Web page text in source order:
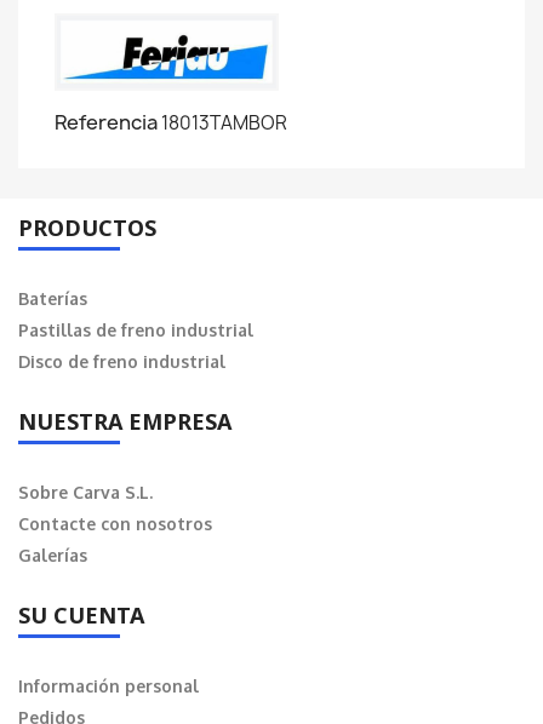
Referencia18013TAMBOR
PRODUCTOS
Baterías
Pastillas de freno industrial
Disco de freno industrial
NUESTRA EMPRESA
Sobre Carva S.L.
Contacte con nosotros
Galerías
SU CUENTA
Información personal
Pedidos